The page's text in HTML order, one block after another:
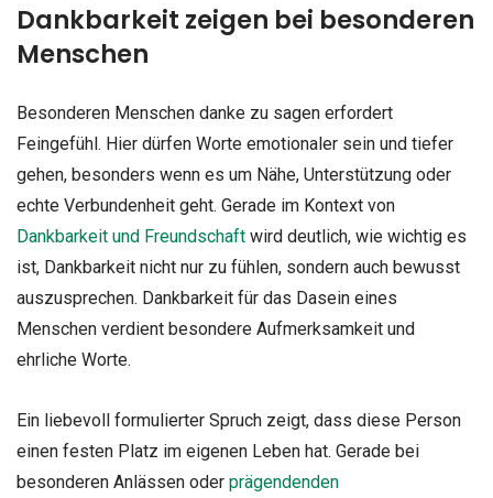
Dankbarkeit zeigen bei besonderen
Menschen
Besonderen Menschen danke zu sagen erfordert
Feingefühl. Hier dürfen Worte emotionaler sein und tiefer
gehen, besonders wenn es um Nähe, Unterstützung oder
echte Verbundenheit geht. Gerade im Kontext von
Dankbarkeit und Freundschaft wird deutlich, wie wichtig es
ist, Dankbarkeit nicht nur zu fühlen, sondern auch bewusst
auszusprechen. Dankbarkeit für das Dasein eines
Menschen verdient besondere Aufmerksamkeit und
ehrliche Worte.
Ein liebevoll formulierter Spruch zeigt, dass diese Person
einen festen Platz im eigenen Leben hat. Gerade bei
besonderen Anlässen oder prägendenden